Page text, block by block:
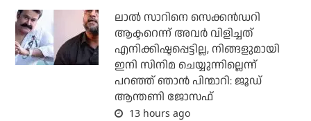
ലാല്‍ സാറിനെ സെക്കന്‍ഡറി
ആക്ടറെന്ന് അവര്‍ വിളിച്ചത്
എനിക്കിഷ്ടപ്പെട്ടില്ല, നിങ്ങളുമായി
ഇനി സിനിമ ചെയ്യുന്നില്ലെന്ന്
പറഞ്ഞ് ഞാന്‍ പിന്മാറി: ജൂഡ്
ആന്തണി ജോസഫ്
13 hours ago